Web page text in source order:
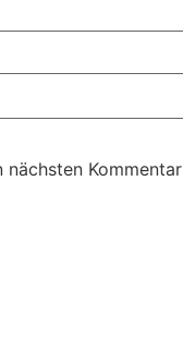
nächsten Kommentar